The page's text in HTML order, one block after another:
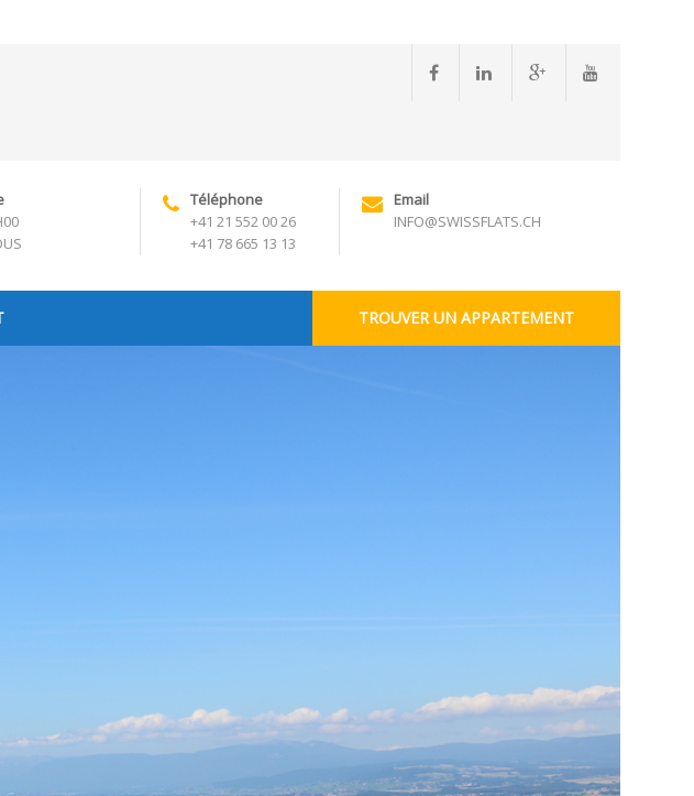
Téléphone
+41 21 552 00 26
+41 78 665 13 13
Email
INFO@SWISSFLATS.CH
TROUVER UN APPARTEMENT